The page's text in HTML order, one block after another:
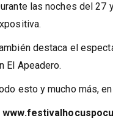
internacionales
las noches del 27
destaca el
El Apeadero.
esto y mucho más,